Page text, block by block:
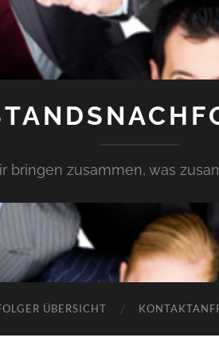
bringen zusammen, was
ÜBERSICHT